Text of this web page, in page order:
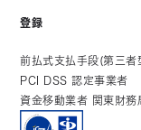
登録
前払式支払手段(第三
PCI DSS 認定事業者
資金移動業者 関東財